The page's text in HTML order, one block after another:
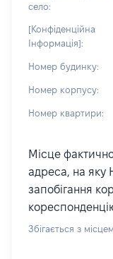
село:
[Конфіденційна
Інформація]:
Номер будинку:
Номер корпусу:
Номер квартири:
Місце
адреса, на яку
запобігання
Збігається з